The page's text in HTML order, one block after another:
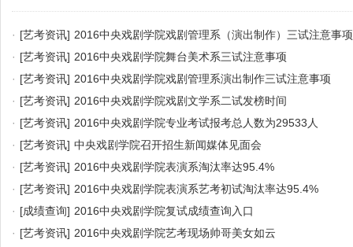
· [艺考资讯] 2016中央戏剧学院戏剧管理系（演出制作）三试注意事项
· [艺考资讯] 2016中央戏剧学院舞台美术系三试注意事项
· [艺考资讯] 2016中央戏剧学院戏剧管理系演出制作三试注意事项
· [艺考资讯] 2016中央戏剧学院戏剧文学系二试发榜时间
· [艺考资讯] 2016中央戏剧学院专业考试报考总人数为29533人
· [艺考资讯] 中央戏剧学院召开招生新闻媒体见面会
· [艺考资讯] 2016中央戏剧学院表演系淘汰率达95.4%
· [艺考资讯] 2016中央戏剧学院表演系艺考初试淘汰率达95.4%
· [成绩查询] 2016中央戏剧学院复试成绩查询入口
· [艺考资讯] 2016中央戏剧学院艺考现场帅哥美女如云